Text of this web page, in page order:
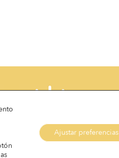
Ajustar preferencias